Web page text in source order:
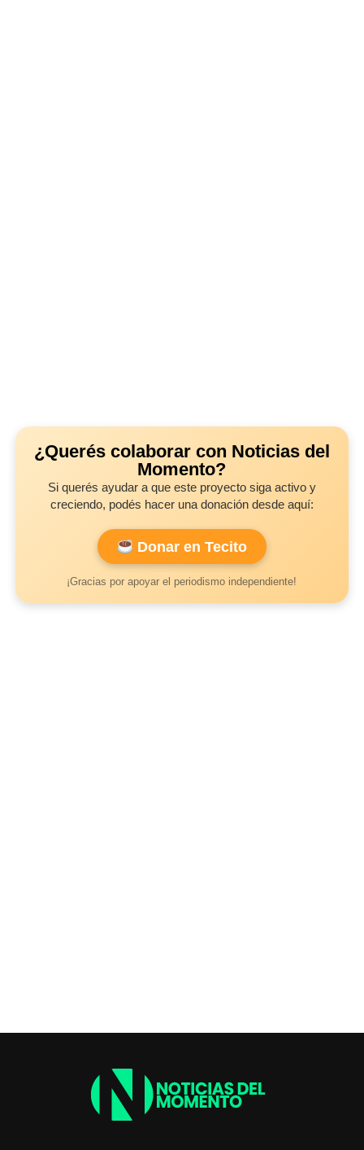
¿Querés colaborar con Noticias del
Momento?
Si querés ayudar a que este proyecto siga activo y
creciendo, podés hacer una donación desde aquí:
Donar en Tecito
¡Gracias por apoyar el periodismo independiente!